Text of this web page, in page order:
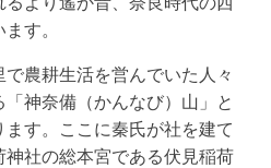
す。
農耕生活を営んでいた人々
神奈備（かんなび）山」と
す。ここに秦氏が社を建て
社の総本宮である伏見稲荷